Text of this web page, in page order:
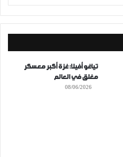
تياغو أفيلا: غزة أكبر معسكر
مغلق في العالم
08/06/2026